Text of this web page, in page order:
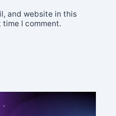
and website in this
I comment.